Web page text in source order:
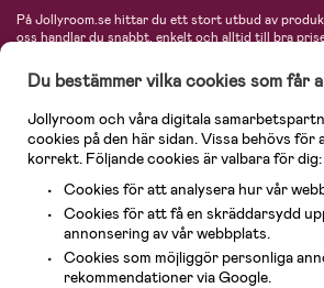
På Jollyroom.se hittar du ett stort utbud av
oss handlar du snabbt, enkelt och alltid till bra
hos oss. I vårt sortiment hittar du barnvagnar,
baby, produkter för mamman, massor av
babyprodukter och mycket mer. Vi erbjuder
varumärken så som Britax, Maxi-Cosi, Baby
KidKraft, Ergobaby, Philips Avent, Neonate,
Välkommen in och kika runt i Nordens största
Du bestämmer vilka cookies som får
Jollyroom och våra digitala
cookies på den här sidan. Vissa behövs för
korrekt. Följande cookies är valbara för dig:
Cookies för att analysera hur vår
Cookies för att få en skräddarsydd
annonsering av vår webbplats.
Cookies som möjliggör personliga
rekommendationer via Google.